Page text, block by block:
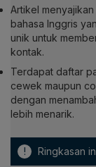
Artikel
bahasa Inggris
unik untuk
kontak.
Terdapat daftar
cewek maupun
dengan
lebih menarik.
! Ringkasan